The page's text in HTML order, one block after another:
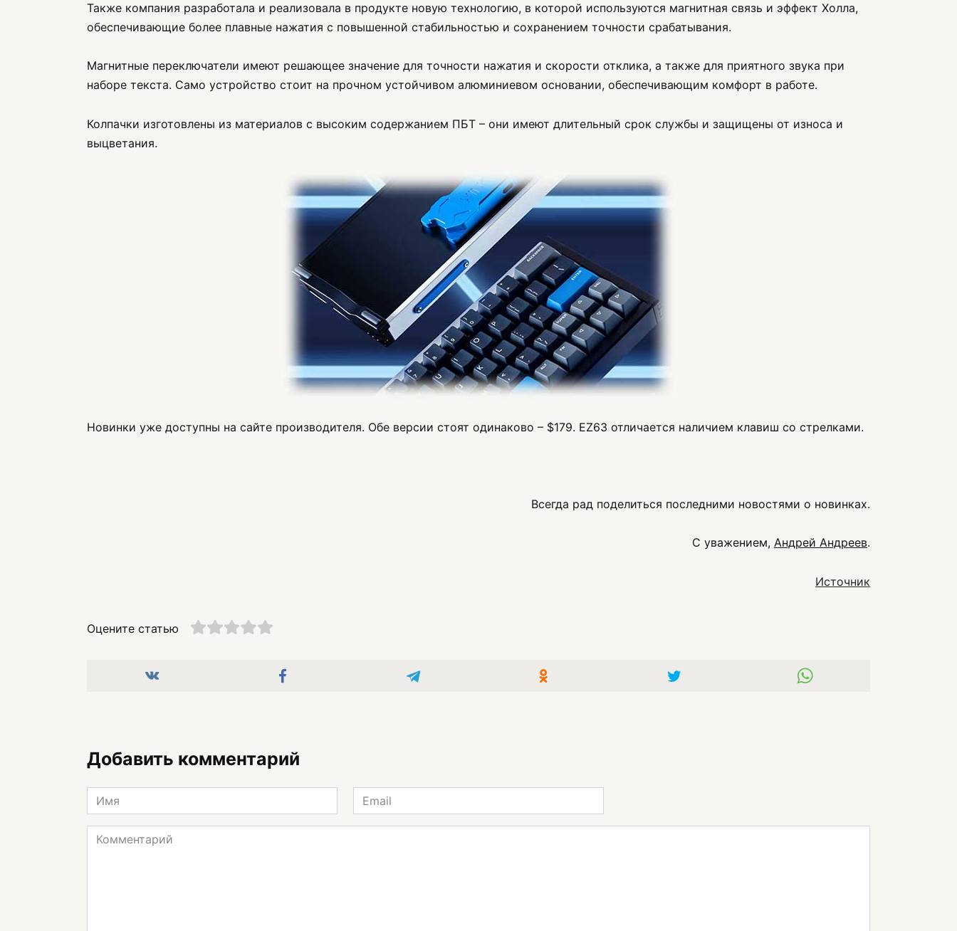
Также компания разработала и реализовала в продукте новую технологию, в которой используются магнитная связь и эффект Холла,
обеспечивающие более плавные нажатия с повышенной стабильностью и сохранением точности срабатывания.
Магнитные переключатели имеют решающее значение для точности нажатия и скорости отклика, а также для приятного звука при
наборе текста. Само устройство стоит на прочном устойчивом алюминиевом основании, обеспечивающим комфорт в работе.
Колпачки изготовлены из материалов с высоким содержанием ПБТ – они имеют длительный срок службы и защищены от износа и
выцветания.
Новинки уже доступны на сайте производителя. Обе версии стоят одинаково – $179. EZ63 отличается наличием клавиш со стрелками.
Всегда рад поделиться последними новостями о новинках.
С уважением, Андрей Андреев.
Источник
Оцените статью
Добавить комментарий
Имя
*
Email
*
Комментарий